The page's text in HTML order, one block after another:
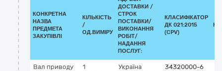
КОНКРЕТНА
НАЗВА
ПРЕДМЕТА
ЗАКУПІВЛІ
КІЛЬКІСТЬ
/
ОД.ВИМІРУ
ДОСТАВКИ /
СТРОК
ПОСТАВКИ/
ВИКОНАННЯ
РОБІТ/
НАДАННЯ
ПОСЛУГ:
КЛАСИФІКАТОР
ДК 021:2015
(CPV)
Вал приводу
1
Україна
34320000-6